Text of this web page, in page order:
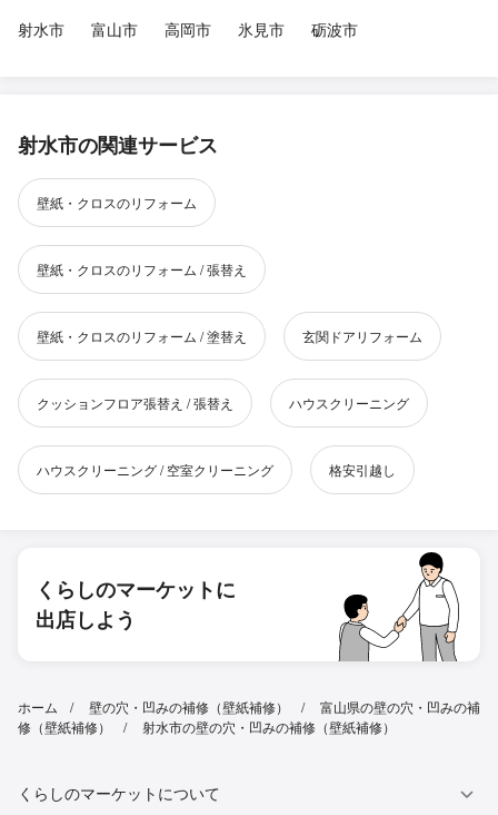
射水市
富山市 高岡市 氷見市 砺波市
射水市の関連サービス
壁紙・クロスのリフォーム
壁紙・クロスのリフォーム / 張替え
壁紙・クロスのリフォーム / 塗替え 玄関ドアリフォーム
クッションフロア張替え / 張替え ハウスクリーニング
ハウスクリーニング / 空室クリーニング 格安引越し
くらしのマーケットに
出店しよう
ホーム 壁の穴・凹みの補修（壁紙補修）
富山県の壁の穴・凹みの補
修（壁紙補修）
射水市の壁の穴・凹みの補修（壁紙補修）
くらしのマーケットについて